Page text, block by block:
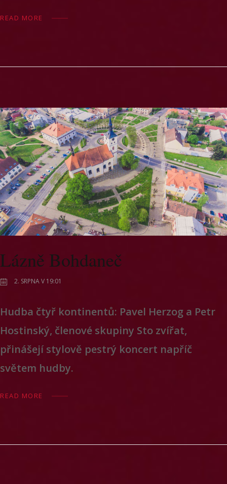
READ MORE
Lázně Bohdaneč
2. SRPNA V 19:01
Hudba čtyř kontinentů: Pavel Herzog a Petr
Hostinský, členové skupiny Sto zvířat,
přinášejí stylově pestrý koncert napříč
světem hudby.
READ MORE